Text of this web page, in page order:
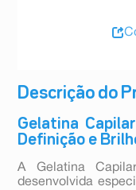
Descrição do
Gelatina
Definição e
A Gelatina
desenvolvida